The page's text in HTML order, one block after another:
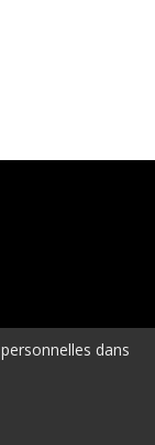
Nom : Z à A
dans